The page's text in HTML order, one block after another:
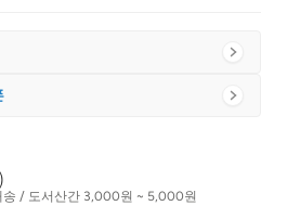
/ 도서산간 3,000원 ~ 5,000원